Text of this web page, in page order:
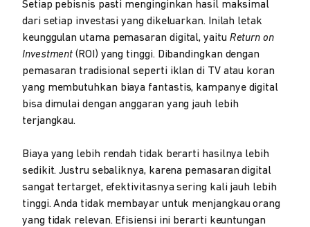
Setiap pebisnis pasti menginginkan hasil maksimal
dari setiap investasi yang dikeluarkan. Inilah letak
keunggulan utama pemasaran digital, yaitu Return on
Investment (ROI) yang tinggi. Dibandingkan dengan
pemasaran tradisional seperti iklan di TV atau koran
yang membutuhkan biaya fantastis, kampanye digital
bisa dimulai dengan anggaran yang jauh lebih
terjangkau.
Biaya yang lebih rendah tidak berarti hasilnya lebih
sedikit. Justru sebaliknya, karena pemasaran digital
sangat tertarget, efektivitasnya sering kali jauh lebih
tinggi. Anda tidak membayar untuk menjangkau orang
yang tidak relevan. Efisiensi ini berarti keuntungan